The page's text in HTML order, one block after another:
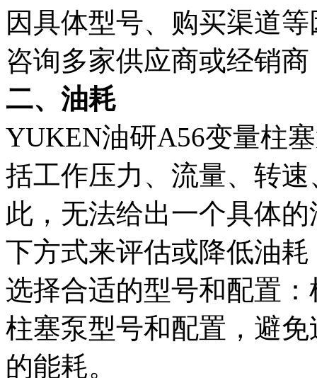
因具体型号、购买渠道
咨询多家供应商或经销
二、油耗
YUKEN油研A56变量柱
括工作压力、流量、转
此，无法给出一个具体
下方式来评估或降低油耗
选择合适的型号和配置
柱塞泵型号和配置，避
的能耗。